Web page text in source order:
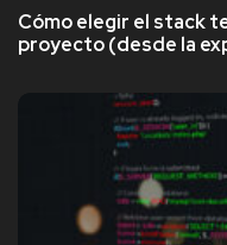
Cómo elegir el stack
proyecto (desde la